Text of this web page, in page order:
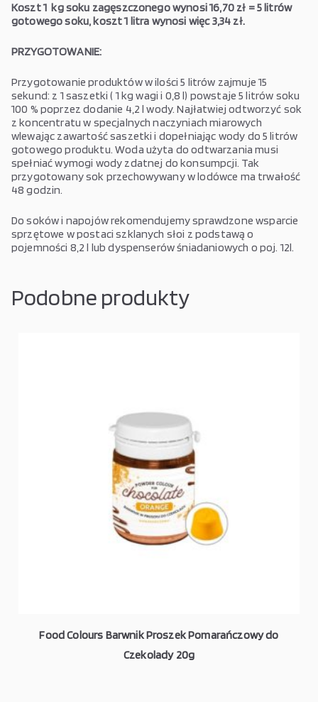
Koszt 1 kg soku zagęszczonego wynosi 16,70 zł = 5 litrów
gotowego soku, koszt 1 litra wynosi więc 3,34 zł.
PRZYGOTOWANIE:
Przygotowanie produktów w ilości 5 litrów zajmuje 15
sekund: z 1 saszetki ( 1 kg wagi i 0,8 l) powstaje 5 litrów soku
100 % poprzez dodanie 4,2 l wody. Najłatwiej odtworzyć sok
z koncentratu w specjalnych naczyniach miarowych
wlewając zawartość saszetki i dopełniając wody do 5 litrów
gotowego produktu. Woda użyta do odtwarzania musi
spełniać wymogi wody zdatnej do konsumpcji. Tak
przygotowany sok przechowywany w lodówce ma trwałość
48 godzin.
Do soków i napojów rekomendujemy sprawdzone wsparcie
sprzętowe w postaci szklanych słoi z podstawą o
pojemności 8,2 l lub dyspenserów śniadaniowych o poj. 12l.
Podobne produkty
Food Colours Barwnik Proszek Pomarańczowy do
Czekolady 20g